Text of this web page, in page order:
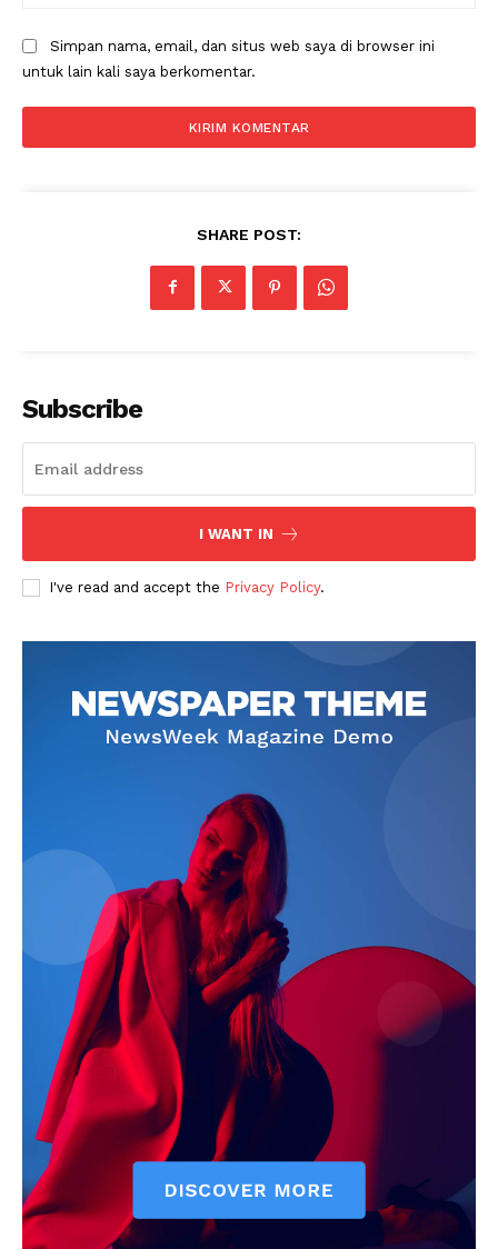
Contact us
Subscription Plans
My account
Simpan nama, email, dan situs web saya di browser ini
untuk lain kali saya berkomentar.
SHARE POST:
Subscribe
I WANT IN
I've read and accept the Privacy Policy.